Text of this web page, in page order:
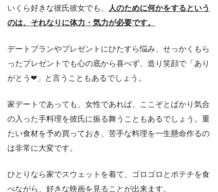
いくら好きな彼氏彼女でも、
人のために何かをするという
のは、それなりに体力・気力が必要です。
デートプランやプレゼントにひたすら悩み、せっかくもら
ったプレゼントでも心の底から喜べず、造り笑顔で「あり
がとう❤」と言うこともあるでしょう。
家デートであっても、女性であれば、ここぞとばかり気合
の入った手料理を彼氏に振る舞うこともあるでしょう。重
たい食材を予め買っておき、苦手な料理を一生懸命作るの
は非常に大変です。
ひとりなら家でスウェットを着て、ゴロゴロとポテチを食
べながら、好きな映画を見ることが出来ます。